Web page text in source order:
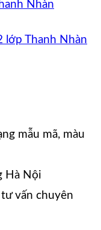
Nhàn
lớp Thanh Nhàn
mẫu mã, màu
Hà Nội
vấn chuyên